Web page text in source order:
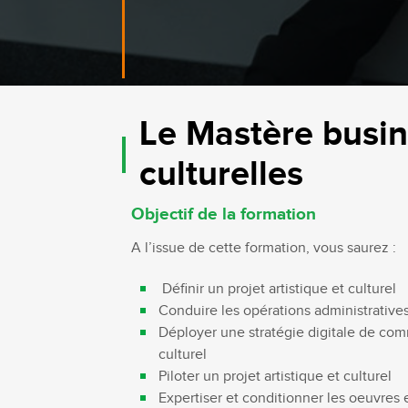
Le Mastère
culturelles
Objectif de la formation
A l’issue de cette formation, vous saurez :
Définir un projet artistique et culturel
Conduire les opérations
Déployer une stratégie digitale de
culturel
Piloter un projet artistique et culturel
Expertiser et conditionner les oeuvres
Le programme International à
Étudier à l'international
Double diplôme
Programme Disney
Bachelor Commerce Marketing
Bachelor Marketing digital
événementiels et digitaux
Bachelor Communication
Marketing d'influence et Brand
Environnement
Commercial et Marketing
Bachelor Tourisme